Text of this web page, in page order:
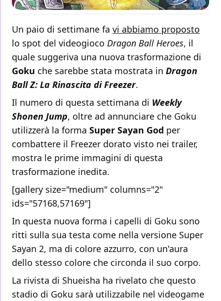
Un paio di settimane fa vi abbiamo proposto
lo spot del videogioco Dragon Ball Heroes, il
quale suggeriva una nuova trasformazione di
Goku che sarebbe stata mostrata in Dragon
Ball Z: La Rinascita di Freezer.
Il numero di questa settimana di Weekly
Shonen Jump, oltre ad annunciare che Goku
utilizzerà la forma Super Sayan God per
combattere il Freezer dorato visto nei trailer,
mostra le prime immagini di questa
trasformazione inedita.
[gallery size="medium" columns="2"
ids="57168,57169"]
In questa nuova forma i capelli di Goku sono
ritti sulla sua testa come nella versione Super
Sayan 2, ma di colore azzurro, con un'aura
dello stesso colore che circonda il suo corpo.
La rivista di Shueisha ha rivelato che questo
stadio di Goku sarà utilizzabile nel videogame